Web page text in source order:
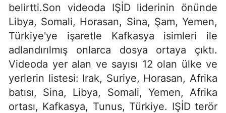
belirtti.Son videoda IŞİD liderinin önünde
Libya, Somali, Horasan, Sina, Şam, Yemen,
Türkiye'ye işaretle Kafkasya isimleri ile
adlandırılmış onlarca dosya ortaya çıktı.
Videoda yer alan ve sayısı 12 olan ülke ve
yerlerin listesi: Irak, Suriye, Horasan, Afrika
batısı, Sina, Libya, Somali, Yemen, Afrika
ortası, Kafkasya, Tunus, Türkiye. IŞİD terör